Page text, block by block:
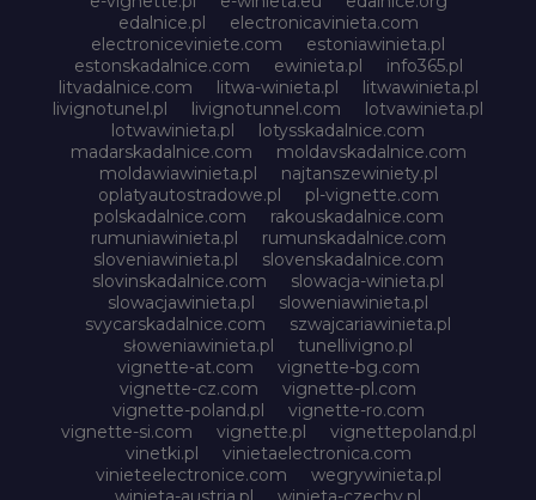
edalnice.pl
electronicavinieta.com
electroniceviniete.com
estoniawinieta.pl
estonskadalnice.com
ewinieta.pl
info365.pl
litvadalnice.com
litwa-winieta.pl
litwawinieta.pl
livignotunel.pl
livignotunnel.com
lotvawinieta.pl
lotwawinieta.pl
lotysskadalnice.com
madarskadalnice.com
moldavskadalnice.com
moldawiawinieta.pl
najtanszewiniety.pl
oplatyautostradowe.pl
pl-vignette.com
polskadalnice.com
rakouskadalnice.com
rumuniawinieta.pl
rumunskadalnice.com
sloveniawinieta.pl
slovenskadalnice.com
slovinskadalnice.com
slowacja-winieta.pl
slowacjawinieta.pl
sloweniawinieta.pl
svycarskadalnice.com
szwajcariawinieta.pl
słoweniawinieta.pl
tunellivigno.pl
vignette-at.com
vignette-bg.com
vignette-cz.com
vignette-pl.com
vignette-poland.pl
vignette-ro.com
vignette-si.com
vignette.pl
vignettepoland.pl
vinetki.pl
vinietaelectronica.com
vinieteelectronice.com
wegrywinieta.pl